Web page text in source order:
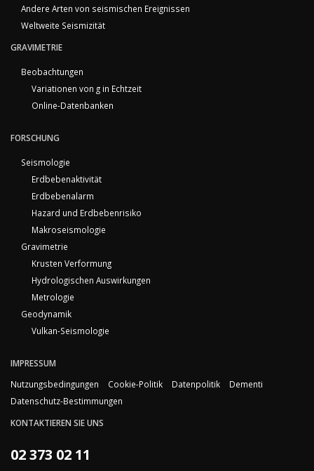
Andere Arten von seismischen Ereignissen
Weltweite Seismizität
GRAVIMETRIE
Beobachtungen
Variationen von g in Echtzeit
Online-Datenbanken
FORSCHUNG
Seismologie
Erdbebenaktivität
Erdbebenalarm
Hazard und Erdbebenrisiko
Makroseismologie
Gravimetrie
Krusten Verformung
Hydrologischen Auswirkungen
Metrologie
Geodynamik
Vulkan-Seismologie
IMPRESSUM
Nutzungsbedingungen
Cookie-Politik Datenpolitik
Dementi
Datenschutz-Bestimmungen
KONTAKTIEREN SIE UNS
02 373 02 11